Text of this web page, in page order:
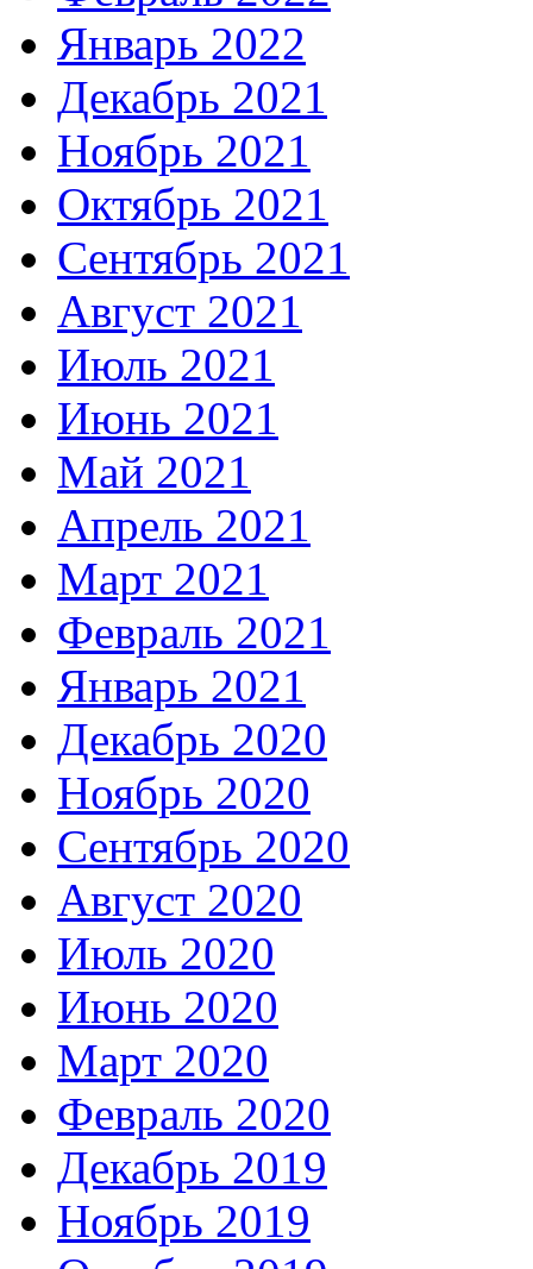
Январь 2022
Декабрь 2021
Ноябрь 2021
Октябрь 2021
Сентябрь 2021
Август 2021
Июль 2021
Июнь 2021
Май 2021
Апрель 2021
Март 2021
Февраль 2021
Январь 2021
Декабрь 2020
Ноябрь 2020
Сентябрь 2020
Август 2020
Июль 2020
Июнь 2020
Март 2020
Февраль 2020
Декабрь 2019
Ноябрь 2019